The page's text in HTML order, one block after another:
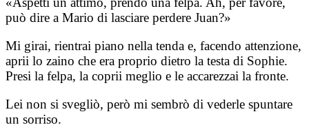
può dire a Mario di lasciare perdere Juan?»
Mi girai, rientrai piano nella tenda e, facendo attenzione,
aprii lo zaino che era proprio dietro la testa di Sophie.
Presi la felpa, la coprii meglio e le accarezzai la fronte.
Lei non si svegliò, però mi sembrò di vederle spuntare
un sorriso.